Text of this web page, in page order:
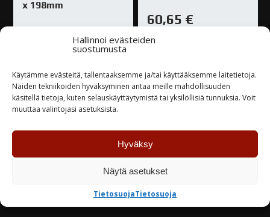
Hallinnoi evästeiden
suostumusta
Käytämme evästeitä, tallentaaksemme ja/tai käyttääksemme laitetietoja.
Näiden tekniikoiden hyväksyminen antaa meille mahdollisuuden
käsitellä tietoja, kuten selauskäyttäytymistä tai yksilöllisiä tunnuksia. Voit
muuttaa valintojasi asetuksista.
Hyväksy
Näytä asetukset
TietosuojaTietosuoja
x 198mm
23,10€
TUTUSTU
60,65 €
TUTUSTU